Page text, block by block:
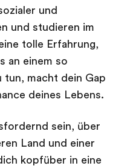
und
und studieren im
tolle Erfahrung,
an einem so
tun, macht dein Gap
deines Lebens.
sein, über
Land und einer
kopfüber in eine